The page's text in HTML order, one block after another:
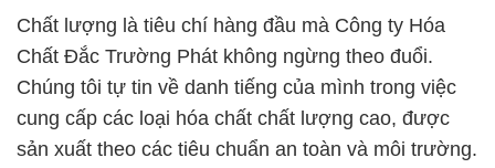
Chất lượng là tiêu chí hàng đầu mà Công ty Hóa
Chất Đắc Trường Phát không ngừng theo đuổi.
Chúng tôi tự tin về danh tiếng của mình trong việc
cung cấp các loại hóa chất chất lượng cao, được
sản xuất theo các tiêu chuẩn an toàn và môi trường.